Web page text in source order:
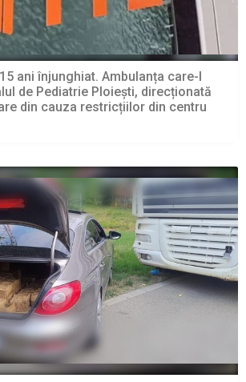
ani înjunghiat. Ambulanța care-l
de Pediatrie Ploiești, direcționată
din cauza restricțiilor din centru